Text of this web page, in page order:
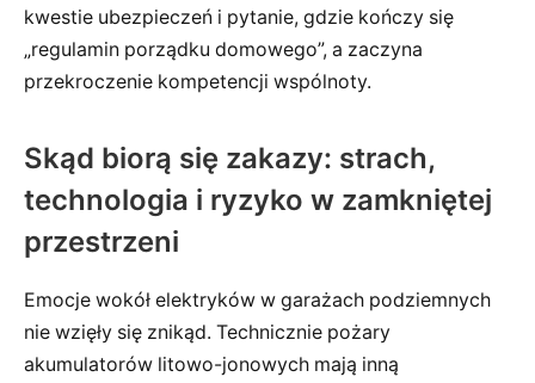
kwestie ubezpieczeń i pytanie, gdzie kończy się
„regulamin porządku domowego”, a zaczyna
przekroczenie kompetencji wspólnoty.
Skąd biorą się zakazy: strach,
technologia i ryzyko w zamkniętej
przestrzeni
Emocje wokół elektryków w garażach podziemnych
nie wzięły się znikąd. Technicznie pożary
akumulatorów litowo-jonowych mają inną